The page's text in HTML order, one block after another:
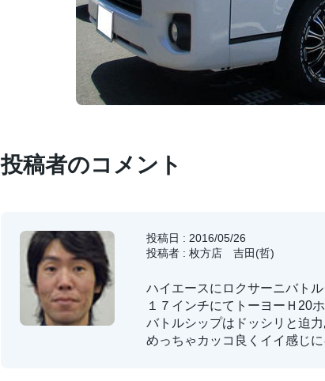
投稿者のコメント
投稿日 : 2016/05/26
投稿者 : 枚方店 吉田(哲)
ハイエースにロクサーニバトル
１７インチにてトーヨーＨ20
バトルシップはドッシリと迫
めっちゃカッコ良くイイ感じに